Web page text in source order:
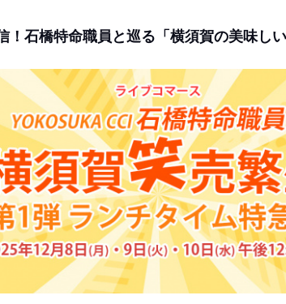
！石橋特命職員と巡る「横須賀の美味し